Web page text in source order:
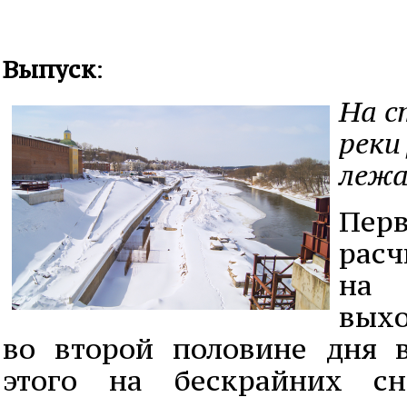
Выпуск:
На
на
во второй половине дня
этого на бескрайних